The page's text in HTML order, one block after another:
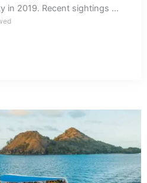
in 2019. Recent sightings ...